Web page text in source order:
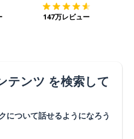
147万レビュー
テンツ を検索して
について話せるようになろう